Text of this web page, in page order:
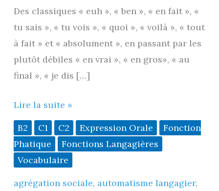
Des classiques « euh », « ben », « en fait », «
tu sais », « tu vois », « quoi », « voilà », « tout
à fait » et « absolument », en passant par les
plutôt débiles « en vrai », « en gros», « au
final », « je dis […]
Les
tics
de
langage
(B2
-
Lire la suite »
B2 C1 C2 Expression Orale
Fonction
Phatique
Fonctions Langagières
Vocabulaire
agrégation sociale, automatisme langagier,